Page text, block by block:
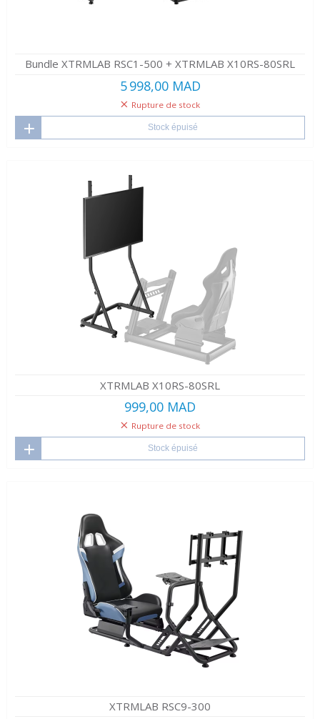
Bundle XTRMLAB RSC1-500 + XTRMLAB X10RS-80SRL
5 998,00 MAD
Rupture de stock
Stock épuisé
XTRMLAB X10RS-80SRL
999,00 MAD
Rupture de stock
Stock épuisé
XTRMLAB RSC9-300